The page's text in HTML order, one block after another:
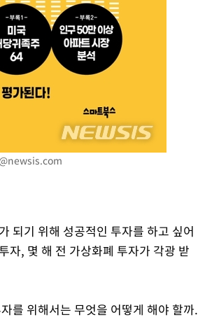
되기 위해 성공적인 투자를 하고 싶어
자, 몇 해 전 가상화폐 투자가 각광 받
를 위해서는 무엇을 어떻게 해야 할까.